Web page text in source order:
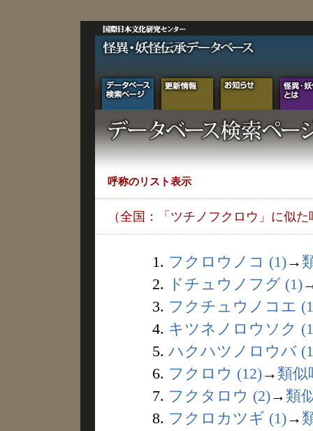
呼称のリスト表示
（全国：「ツチノフクロウ」に似た
1. フクロウノコ (1)→
2.
ドチュウノフグ (1)
3. フクチュウノコエ
4. キツネノロウソク
5. ハクハツノロウバ
6. フクロウ (12)→ 類似
7. フクタロウ (2)→ 類
8. フクロカツギ (1)→